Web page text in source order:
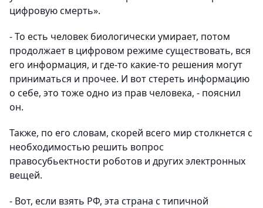
цифровую смерть».
- То есть человек биологически умирает, потом
продолжает в цифровом режиме существовать, вся
его информация, и где-то какие-то решения могут
приниматься и прочее. И вот стереть информацию
о себе, это тоже одно из прав человека, - пояснил
он.
Также, по его словам, скорей всего мир столкнется с
необходимостью решить вопрос
правосубьектности роботов и других электронных
вещей.
- Вот, если взять РФ, эта страна с типичной